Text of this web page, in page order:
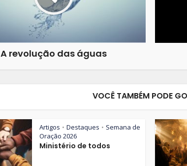
A revolução das águas
VOCÊ TAMBÉM PODE
Artigos • Destaques • Semana de
Oração 2026
Ministério de todos